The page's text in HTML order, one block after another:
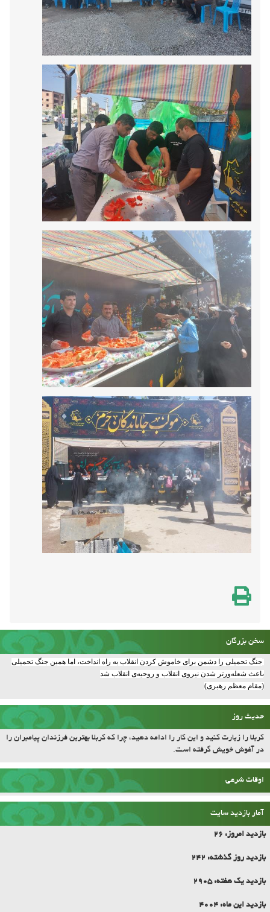
سخن بزرگان
جنگ تحمیلی را دشمن برای خاموش کردن انقلاب به راه انداخت، اما همین جنگ تحمیلی
باعث شعله‌ورتر شدن نیروی انقلاب و روحیه‌ی انقلاب شد
(مقام معظم رهبری)
حدیث روز
کربلا را زیارت کنید و این کار را ادامه دهید، چرا که کربلا بهترین فرزندان پیامبران را
در آغوش خویش گرفته است.
اوقات شرعی
آمار بازدید سایت
بازدید امروز: 26
بازدید روز گذشته: 242
بازدید یک هفته: 2905
بازدید این ماه: 4004